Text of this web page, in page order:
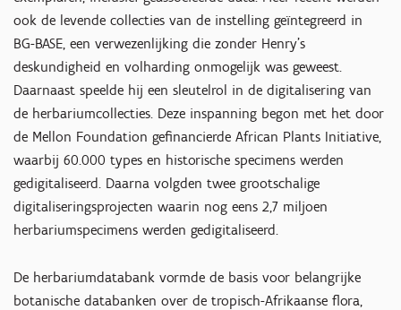
ook de levende collecties van de instelling geïntegreerd in
BG-BASE, een verwezenlijking die zonder Henry's
deskundigheid en volharding onmogelijk was geweest.
Daarnaast speelde hij een sleutelrol in de digitalisering van
de herbariumcollecties. Deze inspanning begon met het door
de Mellon Foundation gefinancierde African Plants Initiative,
waarbij 60.000 types en historische specimens werden
gedigitaliseerd. Daarna volgden twee grootschalige
digitaliseringsprojecten waarin nog eens 2,7 miljoen
herbariumspecimens werden gedigitaliseerd.
De herbariumdatabank vormde de basis voor belangrijke
botanische databanken over de tropisch-Afrikaanse flora,